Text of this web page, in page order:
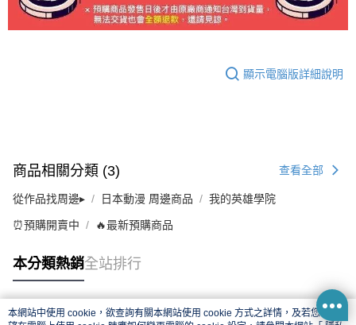
顯示電腦版詳細說明
商品相關分類 (3) 查看全部
從作品找周邊▸ 日本動漫 周邊商品 我的英雄學院
⏰預購開賣中 🔥最新預購商品
本分類熱銷全站排行
本網站中使用 cookie，欲查詢有關本網站使用 cookie 方式之詳情，及若您不希